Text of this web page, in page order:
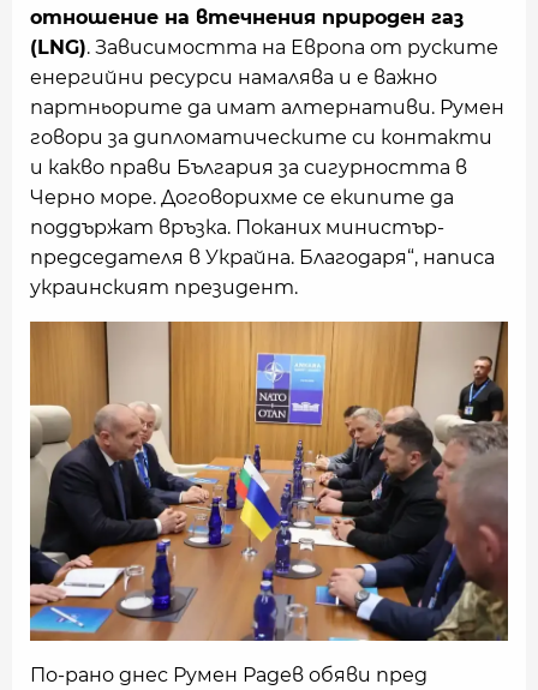
отношение на втечнения природен газ
(LNG). Зависимостта на Европа от руските
енергийни ресурси намалява и е важно
партньорите да имат алтернативи. Румен
говори за дипломатическите си контакти
и какво прави България за сигурността в
Черно море. Договорихме се екипите да
поддържат връзка. Поканих министър-
председателя в Украйна. Благодаря“, написа
украинският президент.
По-рано днес Румен Радев обяви пред